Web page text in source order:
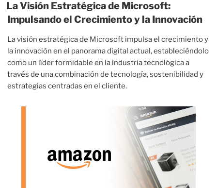
La Visión Estratégica de Microsoft:
Impulsando el Crecimiento y la Innovación
La visión estratégica de Microsoft impulsa el crecimiento y
la innovación en el panorama digital actual, estableciéndolo
como un líder formidable en la industria tecnológica a
través de una combinación de tecnología, sostenibilidad y
estrategias centradas en el cliente.